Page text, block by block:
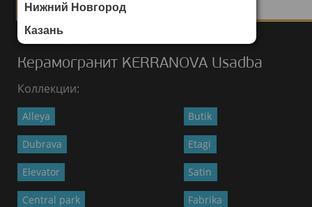
Нижний Новгород
Казань
Каталог
Керамогранит KERRANOVA Usadba
Коллекции:
Alleya Butik
Dubrava Etagi
Elevator Satin
Central park Fabrika